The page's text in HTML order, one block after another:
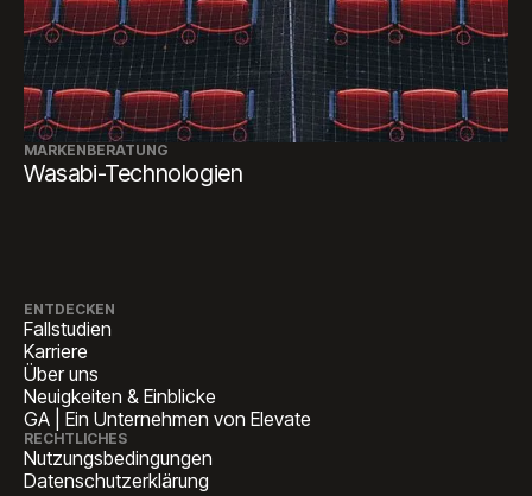
MARKENBERATUNG
Wasabi-Technologien
ENTDECKEN
Fallstudien
Karriere
Über uns
Neuigkeiten & Einblicke
GA | Ein Unternehmen von Elevate
RECHTLICHES
Nutzungsbedingungen
Datenschutzerklärung